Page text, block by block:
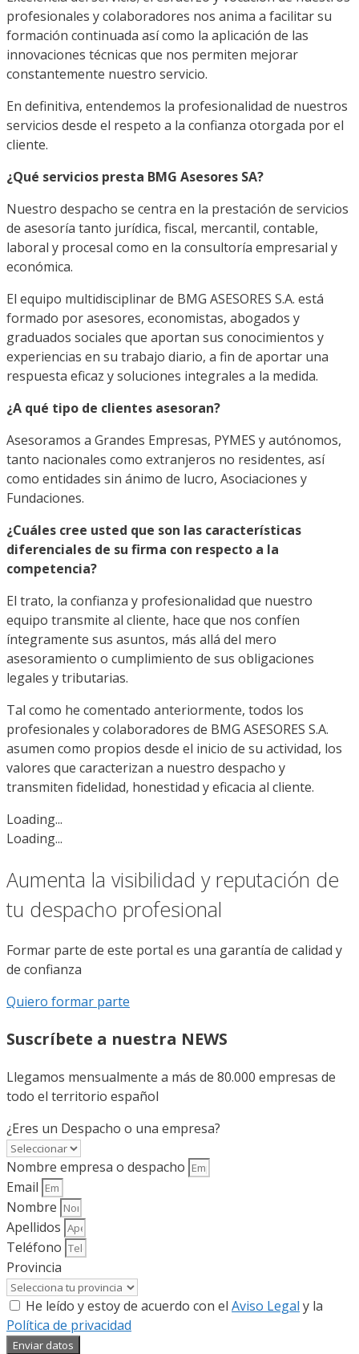
profesionales y colaboradores nos anima a facilitar su
formación continuada así como la aplicación de las
innovaciones técnicas que nos permiten mejorar
constantemente nuestro servicio.
En definitiva, entendemos la profesionalidad de nuestros
servicios desde el respeto a la confianza otorgada por el
cliente.
¿Qué servicios presta BMG Asesores SA?
Nuestro despacho se centra en la prestación de servicios
de asesoría tanto jurídica, fiscal, mercantil, contable,
laboral y procesal como en la consultoría empresarial y
económica.
El equipo multidisciplinar de BMG ASESORES S.A. está
formado por asesores, economistas, abogados y
graduados sociales que aportan sus conocimientos y
experiencias en su trabajo diario, a fin de aportar una
respuesta eficaz y soluciones integrales a la medida.
¿A qué tipo de clientes asesoran?
Asesoramos a Grandes Empresas, PYMES y autónomos,
tanto nacionales como extranjeros no residentes, así
como entidades sin ánimo de lucro, Asociaciones y
Fundaciones.
¿Cuáles cree usted que son las características
diferenciales de su firma con respecto a la
competencia?
El trato, la confianza y profesionalidad que nuestro
equipo transmite al cliente, hace que nos confíen
íntegramente sus asuntos, más allá del mero
asesoramiento o cumplimiento de sus obligaciones
legales y tributarias.
Tal como he comentado anteriormente, todos los
profesionales y colaboradores de BMG ASESORES S.A.
asumen como propios desde el inicio de su actividad, los
valores que caracterizan a nuestro despacho y
transmiten fidelidad, honestidad y eficacia al cliente.
Loading...
Loading...
Aumenta la visibilidad y reputación de
tu despacho profesional
Formar parte de este portal es una garantía de calidad y
de confianza
Quiero formar parte
Suscríbete a nuestra NEWS
Llegamos mensualmente a más de 80.000 empresas de
todo el territorio español
¿Eres un Despacho o una empresa?
Nombre empresa o despacho
Email
Nombre
Apellidos
Teléfono
Provincia
He leído y estoy de acuerdo con el Aviso Legal y la
Política de privacidad
Enviar datos